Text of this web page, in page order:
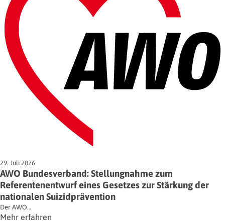
29. Juli 2026
AWO Bundesverband: Stellungnahme zum
Referentenentwurf eines Gesetzes zur Stärkung der
nationalen Suizidprävention
Der AWO…
Mehr erfahren